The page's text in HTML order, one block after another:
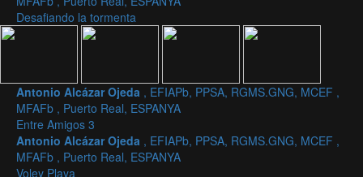
Desafiando la tormenta
Antonio Alcázar Ojeda , EFIAPb, PPSA, RGMS.GNG, MCEF ,
MFAFb , Puerto Real, ESPANYA
Entre Amigos 3
Antonio Alcázar Ojeda , EFIAPb, PPSA, RGMS.GNG, MCEF ,
MFAFb , Puerto Real, ESPANYA
Voley Playa